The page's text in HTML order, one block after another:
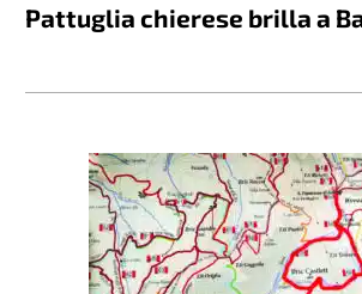
Pattuglia chierese brilla a